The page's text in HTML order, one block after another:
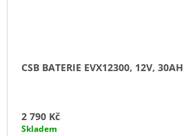
CSB BATERIE EVX12300, 12V, 30AH
2 790 Kč
Skladem